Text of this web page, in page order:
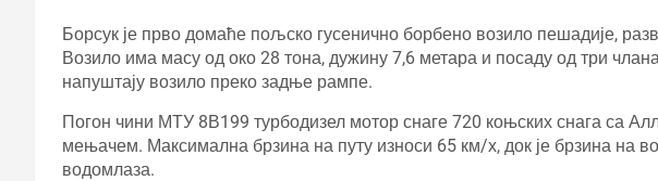
Борсук је прво домаће пољско гусенично борбено возило пешадије,
Возило има масу од око 28 тона, дужину 7,6 метара и посаду од три
напуштају возило преко задње рампе.
Погон чини МТУ 8В199 турбодизел мотор снаге 720 коњских снага са
мењачем. Максимална брзина на путу износи 65 км/х, док је брзина на
водомлаза.